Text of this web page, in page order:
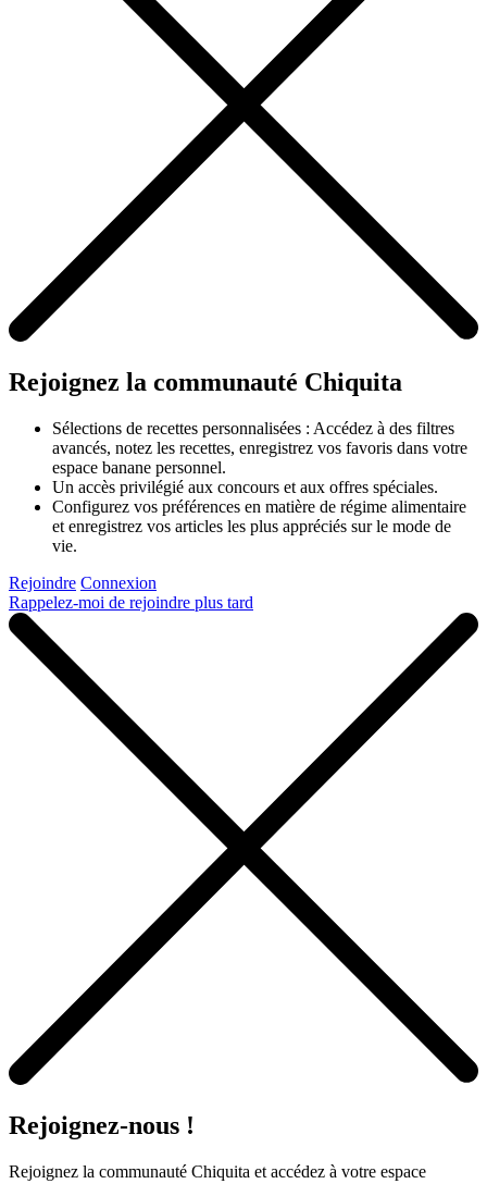
Rejoignez la communauté Chiquita
Sélections de recettes personnalisées : Accédez à des filtres
avancés, notez les recettes, enregistrez vos favoris dans votre
espace banane personnel.
Un accès privilégié aux concours et aux offres spéciales.
Configurez vos préférences en matière de régime alimentaire
et enregistrez vos articles les plus appréciés sur le mode de
vie.
Rejoindre Connexion
Rappelez-moi de rejoindre plus tard
Rejoignez-nous !
Rejoignez la communauté Chiquita et accédez à votre espace